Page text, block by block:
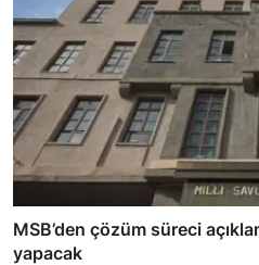
MSB’den çözüm süreci
yapacak